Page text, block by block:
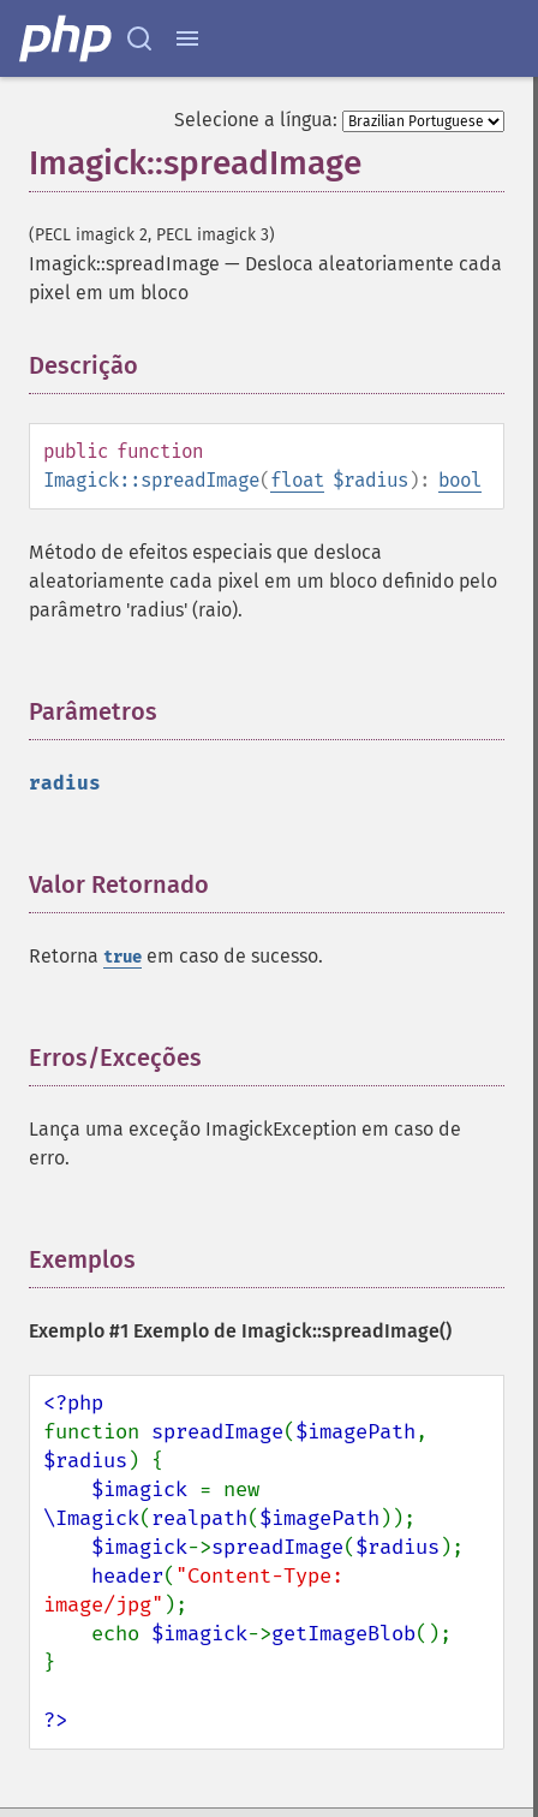
Selecione a língua:
Imagick::spreadImage
(PECL imagick 2, PECL imagick 3)
Imagick::spreadImage — Desloca aleatoriamente cada
pixel em um bloco
Descrição
public function
Imagick::spreadImage(float $radius ): bool
Método de efeitos especiais que desloca
aleatoriamente cada pixel em um bloco definido pelo
parâmetro 'radius' (raio).
Parâmetros
radius
Valor Retornado
Retorna true em caso de sucesso.
Erros/Exceções
Lança uma exceção ImagickException em caso de
erro.
Exemplos
Exemplo #1 Exemplo de Imagick::spreadImage()
function spreadImage($imagePath
$radius ) {
$imagick
\Imagick(realpath($imagePath ));
$imagick->spreadImage($radius );
header( "Content-Type:
image/jpg" );
    echo
$imagick->getImageBlob();
}
?>
getImagesBlob
getImageScene
getImageSignature
getImageTotalInkDensity
getImageType
getImageUnits
getImageWhitePoint
getImageWidth
getInterlaceScheme
getNumberImages
getOption
getPage
getPixelIterator
getQuantum
getQuantumDepth
getQuantumRange
getResource
getSize
haldClutImage
identifyFormat
importImagePixels
inverseFourierTransformImage
levelImage
linearStretchImage
magnifyImage
modulateImage
morphImages
morphology
motionBlurImage
negateImage
newImage
newPseudoImage
nextImage
normalizeImage
oilPaintImage
opaquePaintImage
pingImage